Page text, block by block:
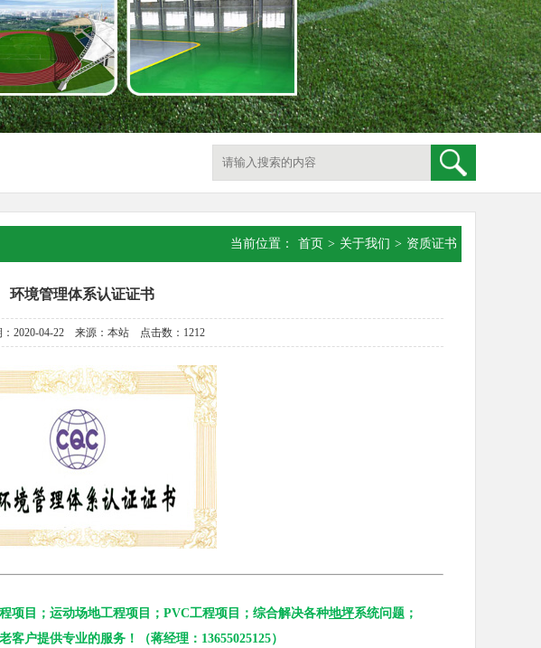
当前位置： 首页 > 关于我们 > 资质证书
环境管理体系认证证书
：2020-04-22 来源：本站 点击数：1212
项目；运动场地工程项目；PVC工程项目；综合解决各种地坪系统问题；
户提供专业的服务！（蒋经理：13655025125）